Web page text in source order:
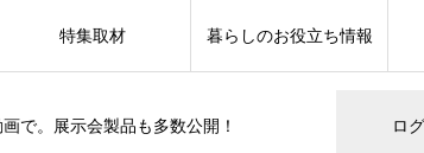
で。展示会製品も多数公開！ ロ
特集取材 暮らしのお役立ち情報